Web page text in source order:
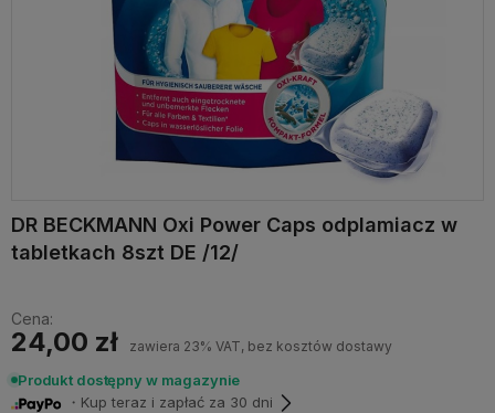
DR BECKMANN Oxi Power Caps odplamiacz w
tabletkach 8szt DE /12/
Cena:
24,00 zł zawiera 23% VAT, bez kosztów dostawy
Produkt dostępny w magazynie
・Kup teraz i zapłać za 30 dni